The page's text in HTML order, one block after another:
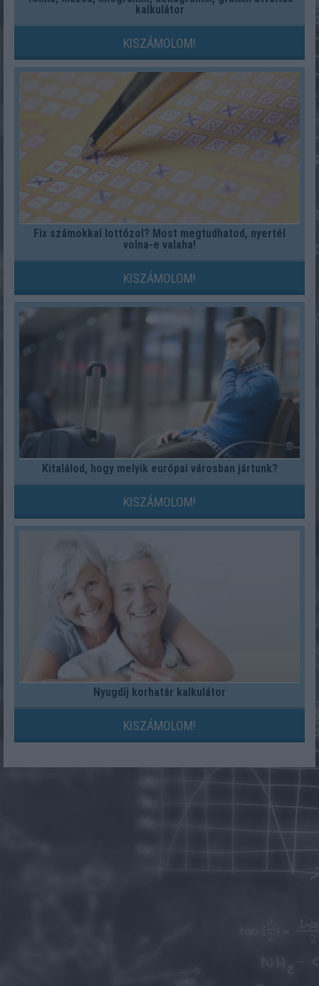
kalkulátor
KISZÁMOLOM!
Fix számokkal lottózol? Most megtudhatod, nyertél
volna-e valaha!
KISZÁMOLOM!
Kitalálod, hogy melyik európai városban jártunk?
KISZÁMOLOM!
Nyugdíj korhatár kalkulátor
KISZÁMOLOM!